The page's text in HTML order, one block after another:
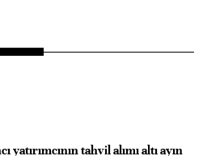
yatırımcının tahvil alımı altı ayın